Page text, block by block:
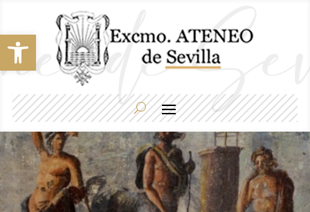
Abrir barra de herramientas